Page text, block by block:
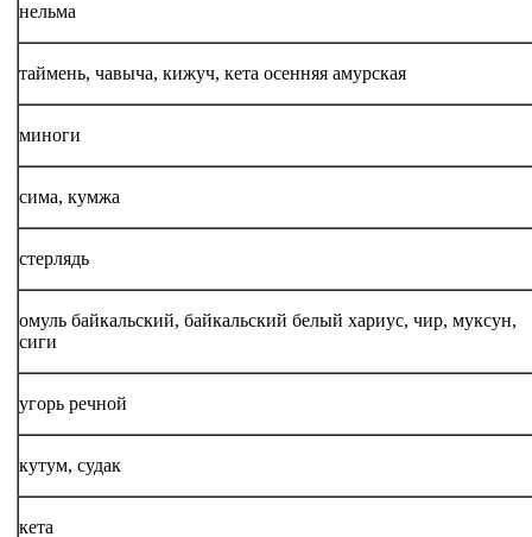
нельма
таймень, чавыча, кижуч, кета осенняя амурская
миноги
сима, кумжа
стерлядь
омуль байкальский, байкальский белый хариус, чир, муксун,
сиги
угорь речной
кутум, судак
кета